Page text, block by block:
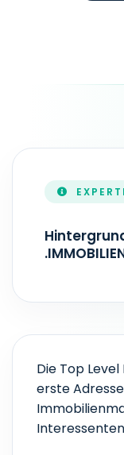
Mindestlänge:
1 - 10 Jahr(e)
ZONEFILE-
Die Top
erste